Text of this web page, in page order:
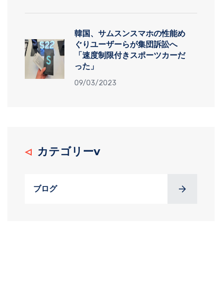
韓国、サムスンスマホの性能め
ぐりユーザーらが集団訴訟へ
「速度制限付きスポーツカーだ
った」
09/03/2023
カテゴリーv
ブログ